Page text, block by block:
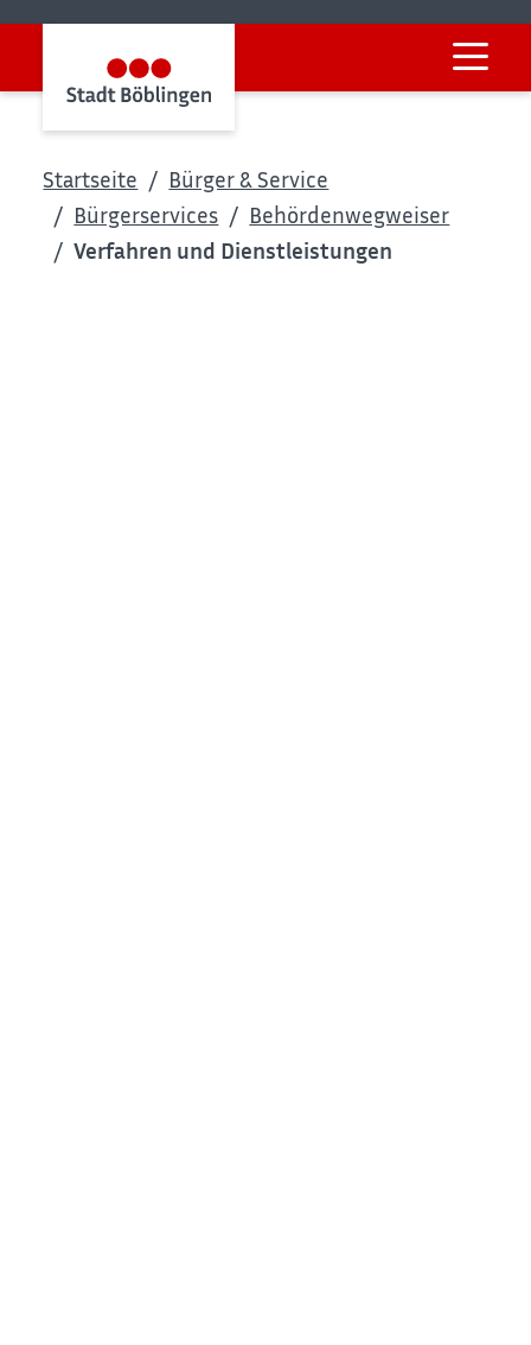
Startseite
Bürger & Service
Bürgerservices
Behördenwegweiser
Verfahren und Dienstleistungen